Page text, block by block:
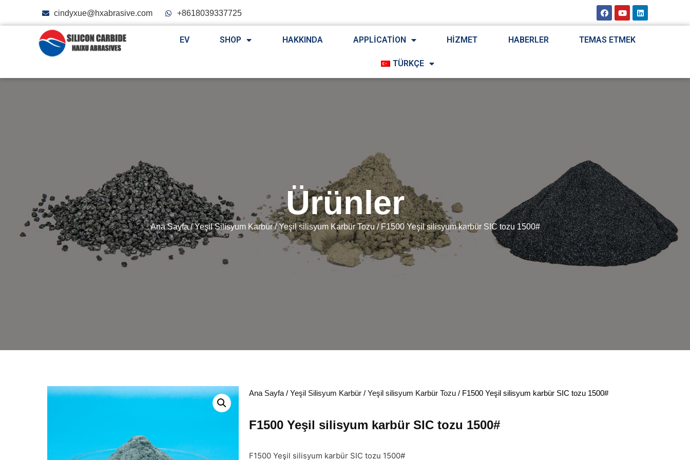
cindyxue@hxabrasive.com +8618039337725
EV SHOP HAKKINDA APPLICATION HIZMET HABERLER TEMAS ETMEK
TÜRKÇE
Ürünler
Ana Sayfa/Yeşil Silisyum Karbür/Yeşil silisyum Karbür Tozu/ F1500 Yeşil silisyum karbür SIC tozu 1500#
Ana Sayfa /Yeşil Silisyum Karbür /Yeşil silisyum Karbür Tozu / F1500 Yeşil silisyum karbür SIC tozu 1500#
F1500 Yeşil silisyum karbür SIC tozu 1500#
F1500 Yeşil silisyum karbür SIC tozu 1500#